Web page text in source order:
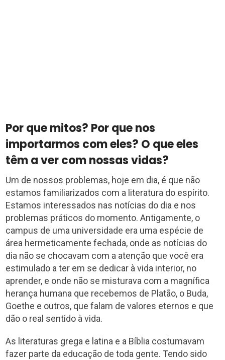
Por que mitos? Por que nos
importarmos com eles? O que eles
têm a ver com nossas vidas?
Um de nossos problemas, hoje em dia, é que não
estamos familiarizados com a literatura do espírito.
Estamos interessados nas notícias do dia e nos
problemas práticos do momento. Antigamente, o
campus de uma universidade era uma espécie de
área hermeticamente fechada, onde as notícias do
dia não se chocavam com a atenção que você era
estimulado a ter em se dedicar à vida interior, no
aprender, e onde não se misturava com a magnífica
herança humana que recebemos de Platão, o Buda,
Goethe e outros, que falam de valores eternos e que
dão o real sentido à vida.
As literaturas grega e latina e a Bíblia costumavam
fazer parte da educação de toda gente. Tendo sido